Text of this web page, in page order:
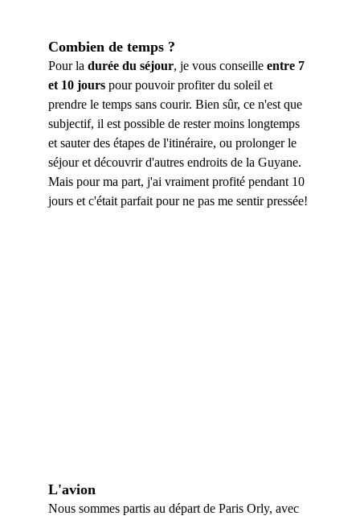
L'avion
Nous sommes partis au départ de Paris Orly, avec
Combien de temps ?
Pour la durée du séjour, je vous conseille entre 7
et 10 jours pour pouvoir profiter du soleil et
prendre le temps sans courir. Bien sûr, ce n'est que
subjectif, il est possible de rester moins longtemps
et sauter des étapes de l'itinéraire, ou prolonger le
séjour et découvrir d'autres endroits de la Guyane.
Mais pour ma part, j'ai vraiment profité pendant 10
jours et c'était parfait pour ne pas me sentir pressée!